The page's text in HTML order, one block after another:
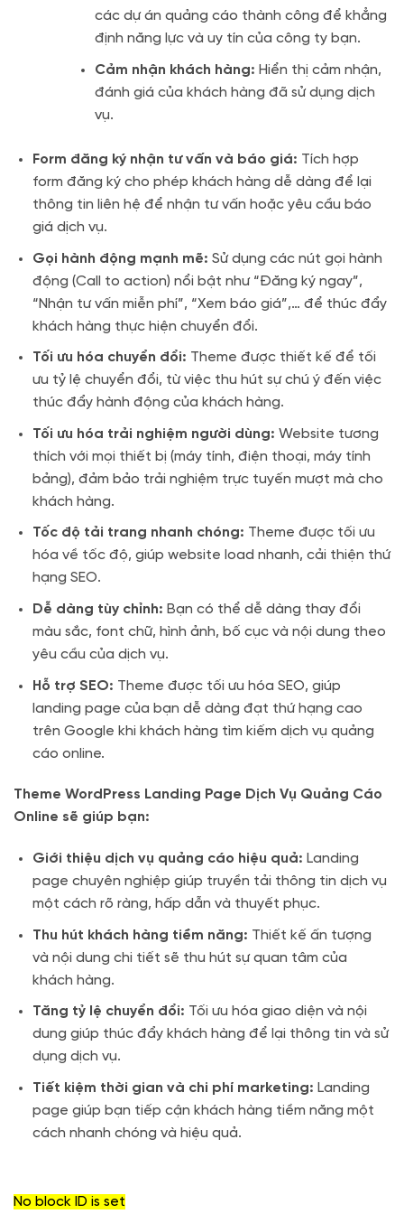
các dự án quảng cáo thành công để khẳng
định năng lực và uy tín của công ty bạn.
Cảm nhận khách hàng: Hiển thị cảm nhận,
đánh giá của khách hàng đã sử dụng dịch
vụ.
Form đăng ký nhận tư vấn và báo giá: Tích hợp
form đăng ký cho phép khách hàng dễ dàng để lại
thông tin liên hệ để nhận tư vấn hoặc yêu cầu báo
giá dịch vụ.
Gọi hành động mạnh mẽ: Sử dụng các nút gọi hành
động (Call to action) nổi bật như “Đăng ký ngay”,
“Nhận tư vấn miễn phí”, “Xem báo giá”,… để thúc đẩy
khách hàng thực hiện chuyển đổi.
Tối ưu hóa chuyển đổi: Theme được thiết kế để tối
ưu tỷ lệ chuyển đổi, từ việc thu hút sự chú ý đến việc
thúc đẩy hành động của khách hàng.
Tối ưu hóa trải nghiệm người dùng: Website tương
thích với mọi thiết bị (máy tính, điện thoại, máy tính
bảng), đảm bảo trải nghiệm trực tuyến mượt mà cho
khách hàng.
Tốc độ tải trang nhanh chóng: Theme được tối ưu
hóa về tốc độ, giúp website load nhanh, cải thiện thứ
hạng SEO.
Dễ dàng tùy chỉnh: Bạn có thể dễ dàng thay đổi
màu sắc, font chữ, hình ảnh, bố cục và nội dung theo
yêu cầu của dịch vụ.
Hỗ trợ SEO: Theme được tối ưu hóa SEO, giúp
landing page của bạn dễ dàng đạt thứ hạng cao
trên Google khi khách hàng tìm kiếm dịch vụ quảng
cáo online.
Theme WordPress Landing Page Dịch Vụ Quảng Cáo
Online sẽ giúp bạn:
Giới thiệu dịch vụ quảng cáo hiệu quả: Landing
page chuyên nghiệp giúp truyền tải thông tin dịch vụ
một cách rõ ràng, hấp dẫn và thuyết phục.
Thu hút khách hàng tiềm năng: Thiết kế ấn tượng
và nội dung chi tiết sẽ thu hút sự quan tâm của
khách hàng.
Tăng tỷ lệ chuyển đổi: Tối ưu hóa giao diện và nội
dung giúp thúc đẩy khách hàng để lại thông tin và sử
dụng dịch vụ.
Tiết kiệm thời gian và chi phí marketing: Landing
page giúp bạn tiếp cận khách hàng tiềm năng một
cách nhanh chóng và hiệu quả.
No block ID is set